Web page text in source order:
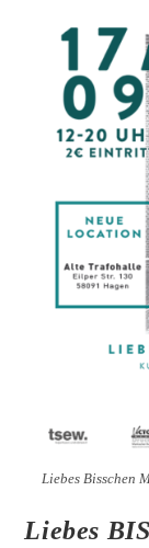
Liebes Bisschen
Liebes